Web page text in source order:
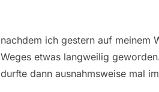
nachdem ich gestern auf meinem
Weges etwas langweilig
durfte dann ausnahmsweise mal